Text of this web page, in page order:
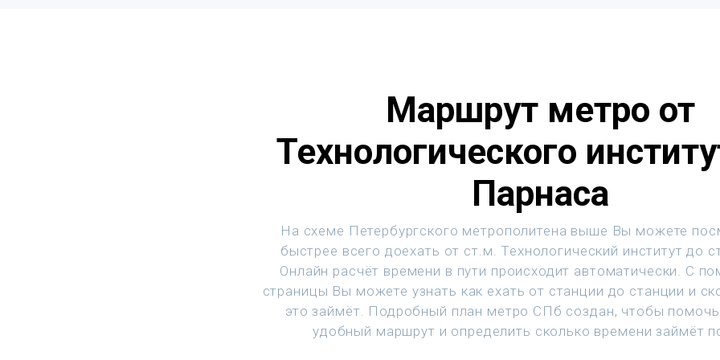
Маршрут метро от
Технологического
Парнаса
На схеме Петербургского метрополитена выше Вы можете
быстрее всего доехать от ст.м. Технологический институт до
Онлайн расчёт времени в пути происходит автоматически. С
страницы Вы можете узнать как ехать от станции до станции и
это займёт. Подробный план метро СПб создан, чтобы помочь
удобный маршрут и определить сколько времени займёт